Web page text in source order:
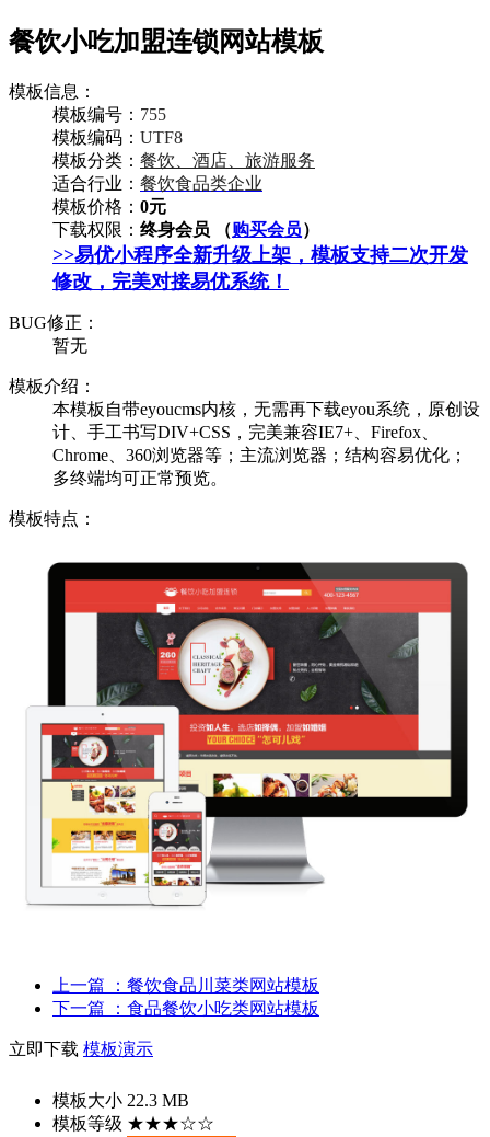
餐饮小吃加盟连锁网站模板
模板信息：
模板编号： 755
模板编码： UTF8
模板分类： 餐饮、酒店、旅游服务
适合行业： 餐饮食品类企业
模板价格： 0元
下载权限： 终身会员 （购买会员）
>>易优小程序全新升级上架，模板支持二次开发
修改，完美对接易优系统！
BUG修正：
暂无
模板介绍：
本模板自带eyoucms内核，无需再下载eyou系统，原创设
计、手工书写DIV+CSS，完美兼容IE7+、Firefox、
Chrome、360浏览器等；主流浏览器；结构容易优化；
多终端均可正常预览。
模板特点：
上一篇
：餐饮食品川菜类网站模板
下一篇
：食品餐饮小吃类网站模板
立即下载 模板演示
模板大小 22.3 MB
模板等级 ★★★☆☆